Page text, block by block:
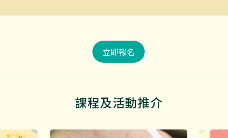
立即報名
課程及活動推介